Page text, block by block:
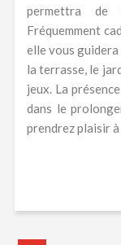
permettra de
Fréquemment
elle vous
la terrasse, le
jeux. La
dans le
prendrez plaisir